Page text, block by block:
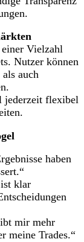
Vielzahl
Nutzer können
auch
jederzeit flexibel
haben
klar
mir mehr
meine Trades.“